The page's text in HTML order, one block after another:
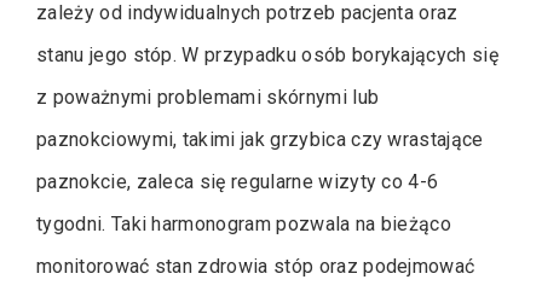
zależy od indywidualnych potrzeb pacjenta oraz
stanu jego stóp. W przypadku osób borykających się
z poważnymi problemami skórnymi lub
paznokciowymi, takimi jak grzybica czy wrastające
paznokcie, zaleca się regularne wizyty co 4-6
tygodni. Taki harmonogram pozwala na bieżąco
monitorować stan zdrowia stóp oraz podejmować